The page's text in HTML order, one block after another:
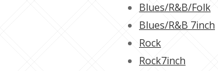
Blues/R&B/Folk
Blues/R&B 7inch
Rock
Rock7inch